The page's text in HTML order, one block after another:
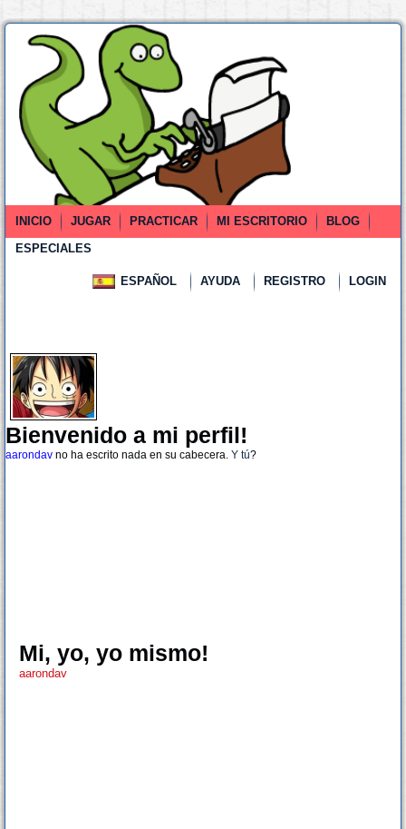
INICIO JUGAR PRACTICAR MI ESCRITORIO
BLOG
ESPECIALES
ESPAÑOL AYUDA REGISTRO LOGIN
Bienvenido a mi perfil!
aarondav no ha escrito nada en su cabecera. Y tú?
Mi, yo, yo mismo!
aarondav